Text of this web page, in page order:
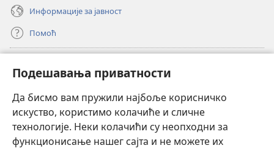
Подешавања приватности
Да бисмо вам пружили најбоље корисничко
искуство, користимо колачиће и сличне
технологије. Неки колачићи су неопходни за
функционисање нашег сајта и не можете их
Информације за јавност
Помоћ
(отвара
нови
прозор)ОНЛАЈН БИБЛИОТЕКА Watchtower
(отвара
нови
прозор)JW Hub®
(отвара
нови